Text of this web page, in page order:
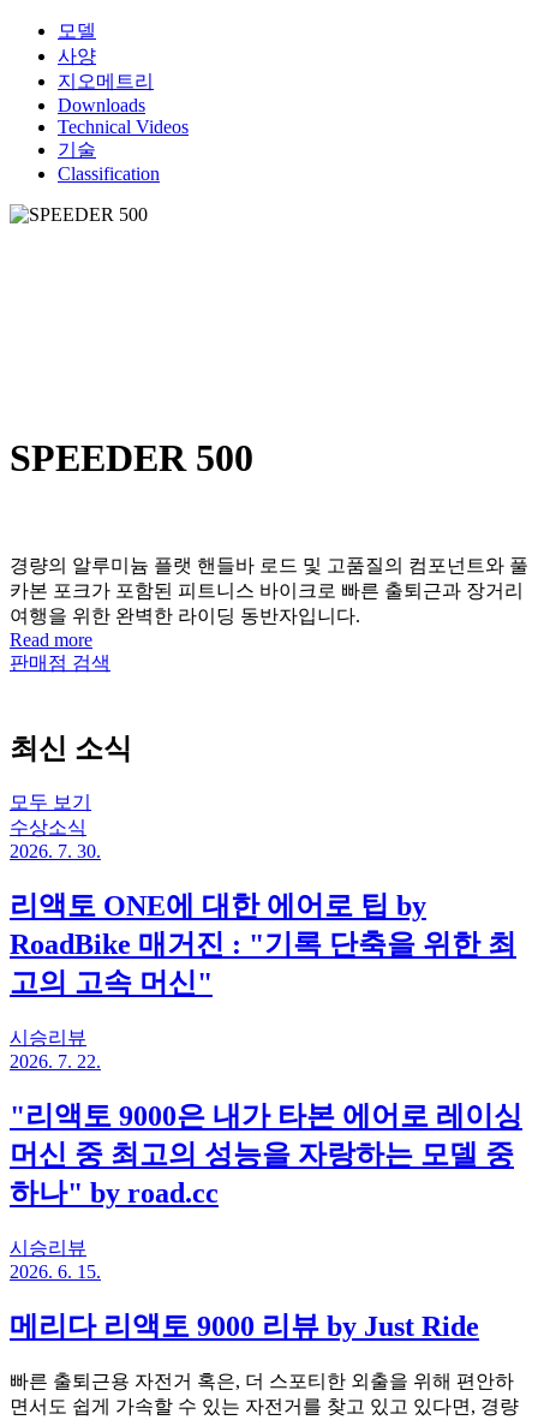
모델
사양
지오메트리
Downloads
Technical Videos
기술
Classification
SPEEDER 500
경량의 알루미늄 플랫 핸들바 로드 및 고품질의 컴포넌트와 풀
카본 포크가 포함된 피트니스 바이크로 빠른 출퇴근과 장거리
여행을 위한 완벽한 라이딩 동반자입니다.
Read more
판매점 검색
최신 소식
모두 보기
수상소식
2026. 7. 30.
리액토 ONE에 대한 에어로 팁 by
RoadBike 매거진 : "기록 단축을 위한 최
고의 고속 머신"
시승리뷰
2026. 7. 22.
"리액토 9000은 내가 타본 에어로 레이싱
머신 중 최고의 성능을 자랑하는 모델 중
하나" by road.cc
시승리뷰
2026. 6. 15.
메리다 리액토 9000 리뷰 by Just Ride
빠른 출퇴근용 자전거 혹은, 더 스포티한 외출을 위해 편안하
면서도 쉽게 가속할 수 있는 자전거를 찾고 있고 있다면, 경량